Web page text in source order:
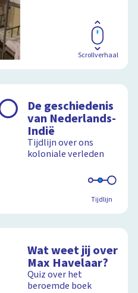
Scrollverhaal
De geschiedenis
van Nederlands-
Indië
Tijdlijn over ons
koloniale verleden
Tijdlijn
Wat weet jij over
Max Havelaar?
Quiz over het
beroemde boek